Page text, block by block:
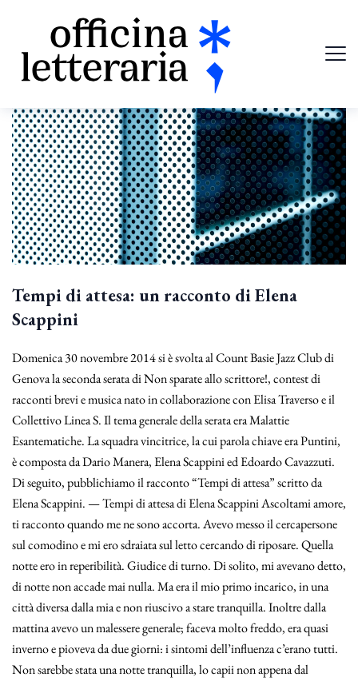
Tempi di attesa: un racconto di Elena
Scappini
Domenica 30 novembre 2014 si è svolta al Count Basie Jazz Club di
Genova la seconda serata di Non sparate allo scrittore!, contest di
racconti brevi e musica nato in collaborazione con Elisa Traverso e il
Collettivo Linea S. Il tema generale della serata era Malattie
Esantematiche. La squadra vincitrice, la cui parola chiave era Puntini,
è composta da Dario Manera, Elena Scappini ed Edoardo Cavazzuti.
Di seguito, pubblichiamo il racconto “Tempi di attesa” scritto da
Elena Scappini. — Tempi di attesa di Elena Scappini Ascoltami amore,
ti racconto quando me ne sono accorta. Avevo messo il cercapersone
sul comodino e mi ero sdraiata sul letto cercando di riposare. Quella
notte ero in reperibilità. Giudice di turno. Di solito, mi avevano detto,
di notte non accade mai nulla. Ma era il mio primo incarico, in una
città diversa dalla mia e non riuscivo a stare tranquilla. Inoltre dalla
mattina avevo un malessere generale; faceva molto freddo, era quasi
inverno e pioveva da due giorni: i sintomi dell’influenza c’erano tutti.
Non sarebbe stata una notte tranquilla, lo capii non appena dal